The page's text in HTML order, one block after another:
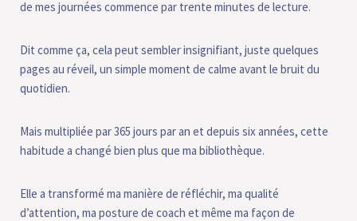
de mes journées commence par trente minutes de lecture.
Dit comme ça, cela peut sembler insignifiant, juste quelques
pages au réveil, un simple moment de calme avant le bruit du
quotidien.
Mais multipliée par 365 jours par an et depuis six années, cette
habitude a changé bien plus que ma bibliothèque.
Elle a transformé ma manière de réfléchir, ma qualité
d’attention, ma posture de coach et même ma façon de